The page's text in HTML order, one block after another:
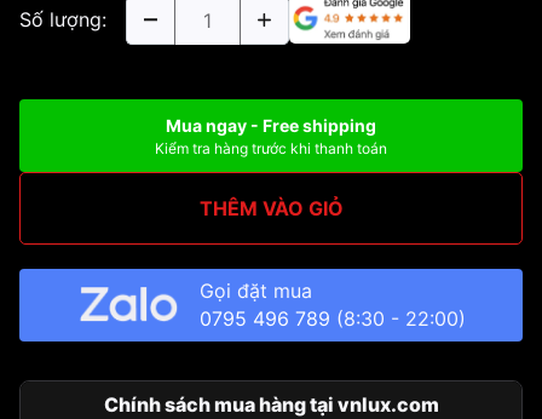
Số lượng:
Mua ngay - Free shipping
Kiểm tra hàng trước khi thanh toán
THÊM VÀO GIỎ
Gọi đặt mua
0795 496 789 (8:30 - 22:00)
Chính sách mua hàng tại vnlux.com